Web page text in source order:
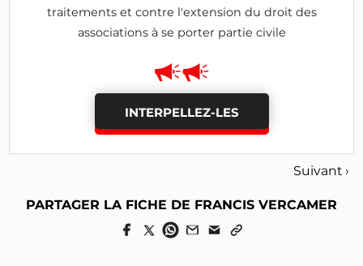
traitements et contre l'extension du droit des
associations à se porter partie civile
INTERPELLEZ-LES
Suivant ›
PARTAGER LA FICHE DE FRANCIS VERCAMER